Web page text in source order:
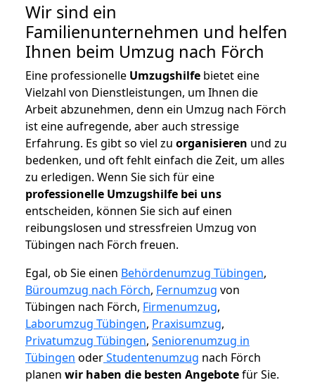
Wir sind ein
Familienunternehmen und helfen
Ihnen beim Umzug nach Förch
Eine professionelle Umzugshilfe bietet eine
Vielzahl von Dienstleistungen, um Ihnen die
Arbeit abzunehmen, denn ein Umzug nach Förch
ist eine aufregende, aber auch stressige
Erfahrung. Es gibt so viel zu organisieren und zu
bedenken, und oft fehlt einfach die Zeit, um alles
zu erledigen. Wenn Sie sich für eine
professionelle Umzugshilfe bei uns
entscheiden, können Sie sich auf einen
reibungslosen und stressfreien Umzug von
Tübingen nach Förch freuen.
Egal, ob Sie einen Behördenumzug Tübingen,
Büroumzug nach Förch, Fernumzug von
Tübingen nach Förch, Firmenumzug,
Laborumzug Tübingen, Praxisumzug,
Privatumzug Tübingen, Seniorenumzug in
Tübingen oderStudentenumzug nach Förch
planen wir haben die besten Angebotefür Sie.